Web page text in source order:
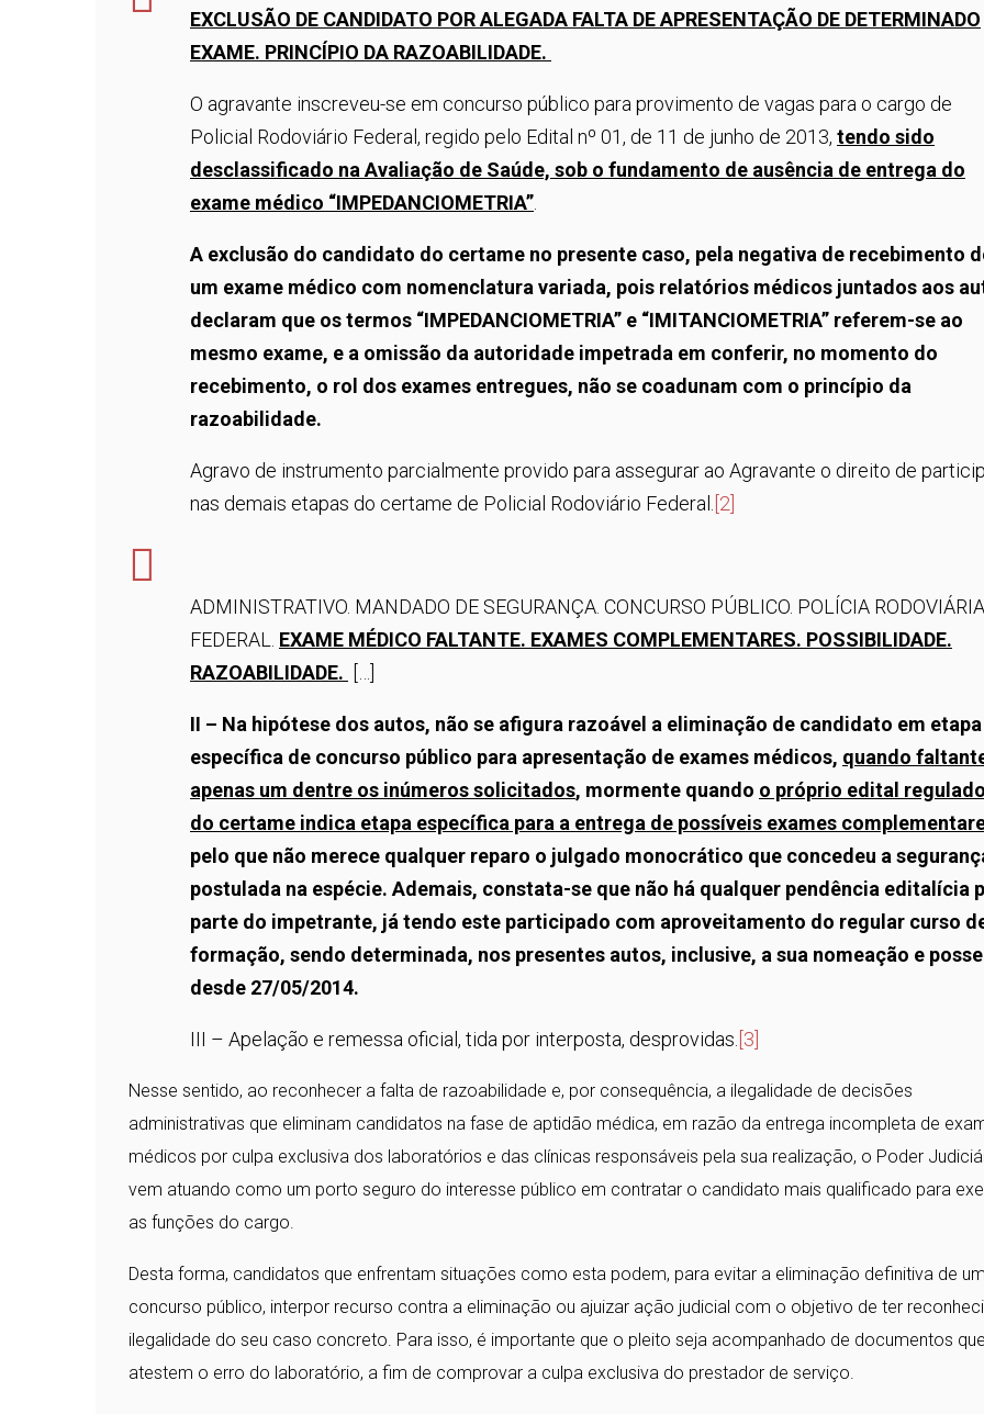
EXCLUSÃO DE CANDIDATO POR ALEGADA FALTA DE APRESENTAÇÃO DE DETERMINADO
EXAME. PRINCÍPIO DA RAZOABILIDADE.
O agravante inscreveu-se em concurso público para provimento de vagas para o cargo de
Policial Rodoviário Federal, regido pelo Edital nº 01, de 11 de junho de 2013, tendo sido
desclassificado na Avaliação de Saúde, sob o fundamento de ausência de entrega do
exame médico “IMPEDANCIOMETRIA”.
A exclusão do candidato do certame no presente caso, pela negativa de recebimento
um exame médico com nomenclatura variada, pois relatórios médicos juntados aos
declaram que os termos “IMPEDANCIOMETRIA” e “IMITANCIOMETRIA” referem-se ao
mesmo exame, e a omissão da autoridade impetrada em conferir, no momento do
recebimento, o rol dos exames entregues, não se coadunam com o princípio da
razoabilidade.
Agravo de instrumento parcialmente provido para assegurar ao Agravante o direito de
nas demais etapas do certame de Policial Rodoviário Federal. [2]
ADMINISTRATIVO. MANDADO DE SEGURANÇA. CONCURSO PÚBLICO. POLÍCIA RODOVIÁRIA
FEDERAL. EXAME MÉDICO FALTANTE. EXAMES COMPLEMENTARES. POSSIBILIDADE.
RAZOABILIDADE.
[…]
II – Na hipótese dos autos, não se afigura razoável a eliminação de candidato em etapa
específica de concurso público para apresentação de exames médicos, quando
apenas um dentre os inúmeros solicitados, mormente quando o próprio edital
do certame indica etapa específica para a entrega de possíveis exames
pelo que não merece qualquer reparo o julgado monocrático que concedeu a
postulada na espécie. Ademais, constata-se que não há qualquer pendência editalícia
parte do impetrante, já tendo este participado com aproveitamento do regular curso
formação, sendo determinada, nos presentes autos, inclusive, a sua nomeação e posse
desde 27/05/2014.
III – Apelação e remessa oficial, tida por interposta, desprovidas. [3]
Nesse sentido, ao reconhecer a falta de razoabilidade e, por consequência, a ilegalidade de decisões
administrativas que eliminam candidatos na fase de aptidão médica, em razão da entrega incompleta de
médicos por culpa exclusiva dos laboratórios e das clínicas responsáveis pela sua realização, o Poder
vem atuando como um porto seguro do interesse público em contratar o candidato mais qualificado para
as funções do cargo.
Desta forma, candidatos que enfrentam situações como esta podem, para evitar a eliminação definitiva de um
concurso público, interpor recurso contra a eliminação ou ajuizar ação judicial com o objetivo de ter
ilegalidade do seu caso concreto. Para isso, é importante que o pleito seja acompanhado de documentos que
atestem o erro do laboratório, a fim de comprovar a culpa exclusiva do prestador de serviço.